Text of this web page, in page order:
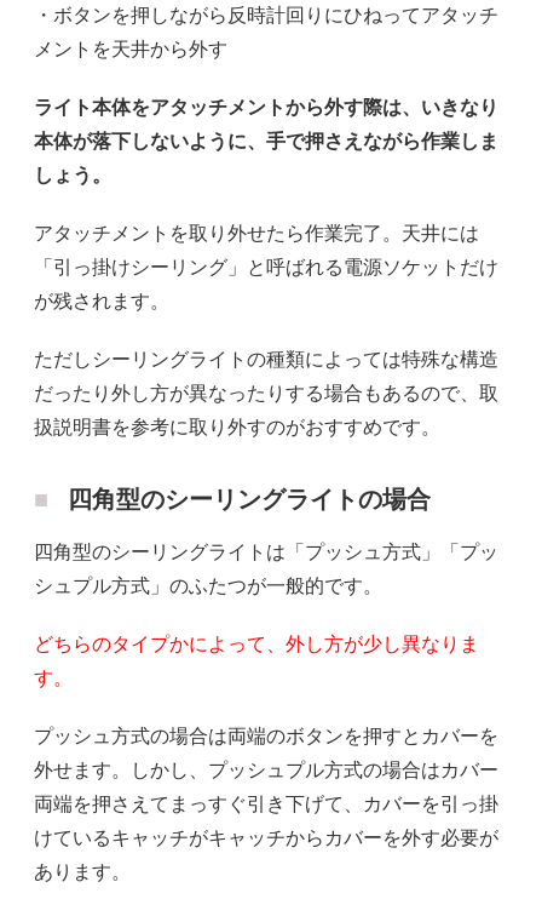
・ボタンを押しながら反時計回りにひねってアタッチ
メントを天井から外す
ライト本体をアタッチメントから外す際は、いきなり
本体が落下しないように、手で押さえながら作業しま
しょう。
アタッチメントを取り外せたら作業完了。天井には
「引っ掛けシーリング」と呼ばれる電源ソケットだけ
が残されます。
ただしシーリングライトの種類によっては特殊な構造
だったり外し方が異なったりする場合もあるので、取
扱説明書を参考に取り外すのがおすすめです。
四角型のシーリングライトの場合
四角型のシーリングライトは「プッシュ方式」「プッ
シュプル方式」のふたつが一般的です。
どちらのタイプかによって、外し方が少し異なりま
す。
プッシュ方式の場合は両端のボタンを押すとカバーを
外せます。しかし、プッシュプル方式の場合はカバー
両端を押さえてまっすぐ引き下げて、カバーを引っ掛
けているキャッチがキャッチからカバーを外す必要が
あります。